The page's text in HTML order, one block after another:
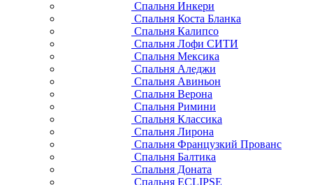
Спальня Инкери
Спальня Коста Бланка
Спальня Калипсо
Спальня Лофи СИТИ
Спальня Мексика
Спальня Аледжи
Спальня Авиньон
Спальня Верона
Спальня Римини
Спальня Классика
Спальня Лирона
Спальня Французкий Прованс
Спальня Балтика
Спальня Доната
Спальня ECLIPSE